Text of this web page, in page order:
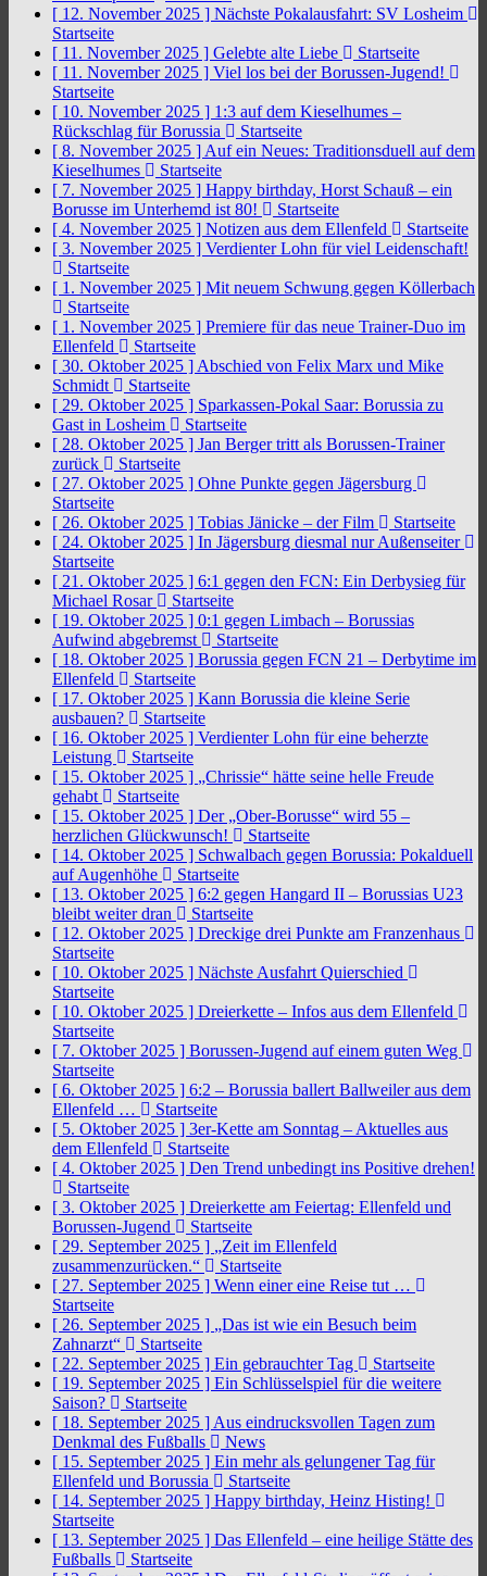
[ 12. November 2025 ] Nächste Pokalausfahrt: SV Losheim
Startseite
[ 11. November 2025 ] Gelebte alte Liebe
Startseite
[ 11. November 2025 ] Viel los bei der Borussen-Jugend!
Startseite
[ 10. November 2025 ] 1:3 auf dem Kieselhumes –
Rückschlag für Borussia
Startseite
[ 8. November 2025 ] Auf ein Neues: Traditionsduell auf dem
Kieselhumes
Startseite
[ 7. November 2025 ] Happy birthday, Horst Schauß – ein
Borusse im Unterhemd ist 80!
Startseite
[ 4. November 2025 ] Notizen aus dem Ellenfeld
Startseite
[ 3. November 2025 ] Verdienter Lohn für viel Leidenschaft!
Startseite
[ 1. November 2025 ] Mit neuem Schwung gegen Köllerbach
Startseite
[ 1. November 2025 ] Premiere für das neue Trainer-Duo im
Ellenfeld
Startseite
[ 30. Oktober 2025 ] Abschied von Felix Marx und Mike
Schmidt
Startseite
[ 29. Oktober 2025 ] Sparkassen-Pokal Saar: Borussia zu
Gast in Losheim
Startseite
[ 28. Oktober 2025 ] Jan Berger tritt als Borussen-Trainer
zurück
Startseite
[ 27. Oktober 2025 ] Ohne Punkte gegen Jägersburg
Startseite
[ 26. Oktober 2025 ] Tobias Jänicke – der Film
Startseite
[ 24. Oktober 2025 ] In Jägersburg diesmal nur Außenseiter
Startseite
[ 21. Oktober 2025 ] 6:1 gegen den FCN: Ein Derbysieg für
Michael Rosar
Startseite
[ 19. Oktober 2025 ] 0:1 gegen Limbach – Borussias
Aufwind abgebremst
Startseite
[ 18. Oktober 2025 ] Borussia gegen FCN 21 – Derbytime im
Ellenfeld
Startseite
[ 17. Oktober 2025 ] Kann Borussia die kleine Serie
ausbauen?
Startseite
[ 16. Oktober 2025 ] Verdienter Lohn für eine beherzte
Leistung
Startseite
[ 15. Oktober 2025 ] „Chrissie“ hätte seine helle Freude
gehabt
Startseite
[ 15. Oktober 2025 ] Der „Ober-Borusse“ wird 55 –
herzlichen Glückwunsch!
Startseite
[ 14. Oktober 2025 ] Schwalbach gegen Borussia: Pokalduell
auf Augenhöhe
Startseite
[ 13. Oktober 2025 ] 6:2 gegen Hangard II – Borussias U23
bleibt weiter dran
Startseite
[ 12. Oktober 2025 ] Dreckige drei Punkte am Franzenhaus
Startseite
[ 10. Oktober 2025 ] Nächste Ausfahrt Quierschied
Startseite
[ 10. Oktober 2025 ] Dreierkette – Infos aus dem Ellenfeld
Startseite
[ 7. Oktober 2025 ] Borussen-Jugend auf einem guten Weg
Startseite
[ 6. Oktober 2025 ] 6:2 – Borussia ballert Ballweiler aus dem
Ellenfeld …
Startseite
[ 5. Oktober 2025 ] 3er-Kette am Sonntag – Aktuelles aus
dem Ellenfeld
Startseite
[ 4. Oktober 2025 ] Den Trend unbedingt ins Positive drehen!
Startseite
[ 3. Oktober 2025 ] Dreierkette am Feiertag: Ellenfeld und
Borussen-Jugend
Startseite
[ 29. September 2025 ] „Zeit im Ellenfeld
zusammenzurücken.“
Startseite
[ 27. September 2025 ] Wenn einer eine Reise tut …
Startseite
[ 26. September 2025 ] „Das ist wie ein Besuch beim
Zahnarzt“
Startseite
[ 22. September 2025 ] Ein gebrauchter Tag
Startseite
[ 19. September 2025 ] Ein Schlüsselspiel für die weitere
Saison?
Startseite
[ 18. September 2025 ] Aus eindrucksvollen Tagen zum
Denkmal des Fußballs
News
[ 15. September 2025 ] Ein mehr als gelungener Tag für
Ellenfeld und Borussia
Startseite
[ 14. September 2025 ] Happy birthday, Heinz Histing!
Startseite
[ 13. September 2025 ] Das Ellenfeld – eine heilige Stätte des
Fußballs
Startseite